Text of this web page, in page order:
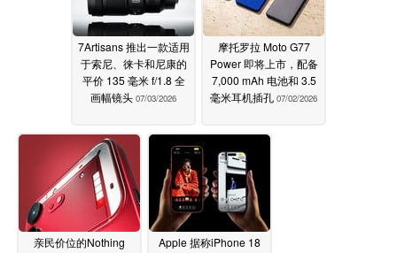
7Artisans 推出一款适用
于索尼、徕卡和尼康的
平价 135 毫米 f/1.8 全
画幅镜头 07/03/2026
摩托罗拉 Moto G77
Power 即将上市，配备
7,000 mAh 电池和 3.5
毫米耳机插孔 07/02/2026
亲民价位的Nothing
Apple 据称iPhone 18